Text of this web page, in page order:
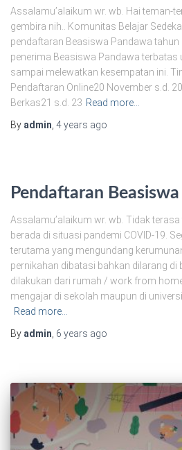
Assalamu’alaikum wr. wb. Hai teman-
gembira nih.. Komunitas Belajar
pendaftaran Beasiswa Pandawa tahun
penerima Beasiswa Pandawa terbatas
sampai melewatkan kesempatan ini.
Pendaftaran Online20 November s.d.
Berkas21 s.d. 23 Read more…
By admin 4 years ago
Pendaftaran
Assalamu’alaikum wr. wb. Tidak
berada di situasi pandemi COVID-19.
terutama yang mengundang
pernikahan dibatasi bahkan dilarang di
dilakukan dari rumah / work from
mengajar di sekolah maupun di
Read more…
By admin 6 years ago